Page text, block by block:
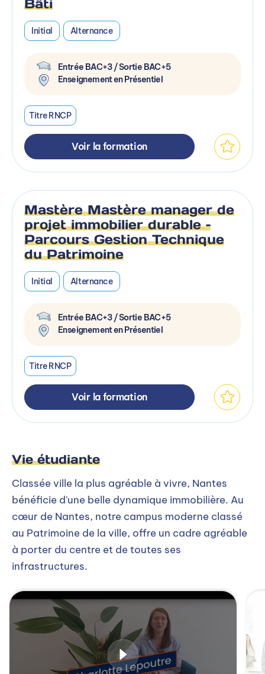
Bâti
Initial Alternance
Entrée BAC+3 / Sortie BAC+5
Enseignement en Présentiel
Titre RNCP
Voir la formation
Mastère Mastère manager de
projet immobilier durable –
Parcours Gestion Technique
du Patrimoine
Initial Alternance
Entrée BAC+3 / Sortie BAC+5
Enseignement en Présentiel
Titre RNCP
Voir la formation
Vie étudiante
Classée ville la plus agréable à vivre, Nantes
bénéficie d'une belle dynamique immobilière. Au
cœur de Nantes, notre campus moderne classé
au Patrimoine de la ville, offre un cadre agréable
à porter du centre et de toutes ses
infrastructures.